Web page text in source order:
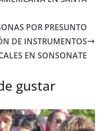
POR PRESUNTO
DE INSTRUMENTOS
EN SONSONATE
gustar